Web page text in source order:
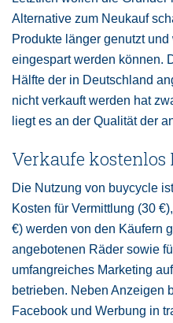
Alternative zum Neukauf
Produkte länger genutzt
eingespart werden können.
Hälfte der in Deutschland
nicht verkauft werden hat
liegt es an der Qualität der
Verkaufe kostenlos
Die Nutzung von buycycle
Kosten für Vermittlung (30
€) werden von den Käufern
angebotenen Räder sowie
umfangreiches Marketing
betrieben. Neben Anzeigen
Facebook und Werbung in